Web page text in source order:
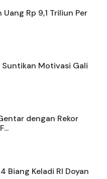
Rp 9,1 Triliun Per
Suntikan Motivasi Gali
dengan Rekor
Biang Keladi RI Doyan